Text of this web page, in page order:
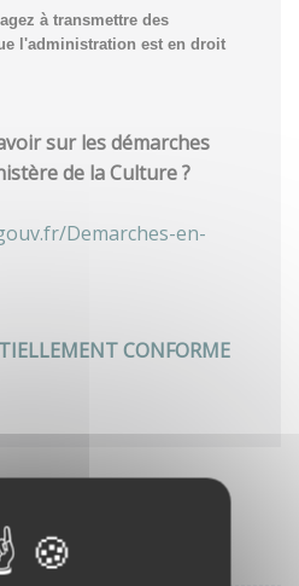
à transmettre des
l'administration est en droit
sur les démarches
de la Culture ?
Demarches-en-
CONFORME
LES PLUS